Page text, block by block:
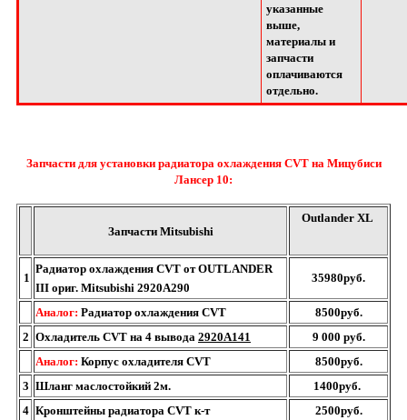
указанные
выше,
материалы и
запчасти
оплачиваются
отдельно.
Запчасти для установки радиатора охлаждения CVT на Мицубиси
Лансер 10:
Запчасти Mitsubishi
Outlander XL
1
Радиатор охлаждения CVT от OUTLANDER
III ориг. Mitsubishi 2920A290
35980руб.
Аналог: Радиатор охлаждения CVT
8500руб.
2 Охладитель CVT на 4 вывода 2920A141
9 000 руб.
Аналог: Корпус охладителя CVT
8500руб.
3 Шланг маслостойкий 2м.
1400руб.
4 Кронштейны радиатора CVT к-т
2500руб.